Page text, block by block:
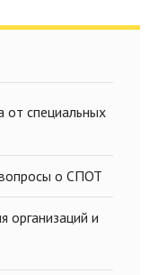
от специальных
о СПОТ
и